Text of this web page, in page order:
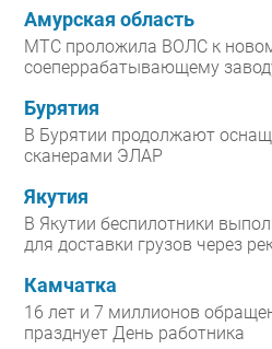
Амурская область
МТС проложила ВОЛС к
соеперрабатывающему
Бурятия
В Бурятии продолжают
сканерами ЭЛАР
Якутия
В Якутии беспилотники
для доставки грузов через
Камчатка
16 лет и 7 миллионов
празднует День работника